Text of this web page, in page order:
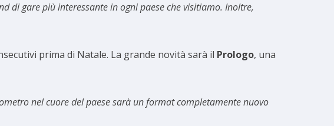
di gare più interessante in ogni paese che visitiamo. Inoltre,
prima di Natale. La grande novità sarà il Prologo, una
nel cuore del paese sarà un format completamente nuovo